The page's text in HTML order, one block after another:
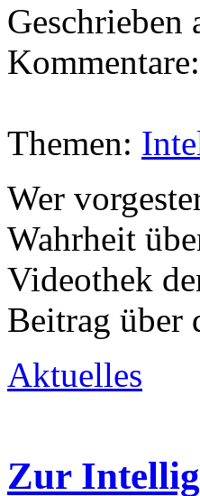
Geschrieben
Kommentare:
Themen:
Wer
Wahrheit
Videothek
Beitrag über
Aktuelles
Zur